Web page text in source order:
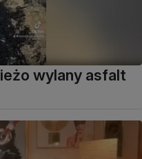
wylany asfalt